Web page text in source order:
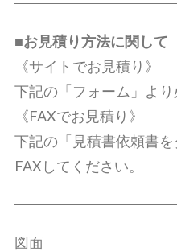
■お見積り方法に関して
《サイトでお見積り》
下記の「フォーム」よ
《FAXでお見積り》
下記の「見積書依頼書
FAXしてください。
図面